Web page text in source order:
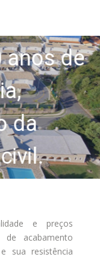
anos de
da
e preços
de acabamento
sua resistência